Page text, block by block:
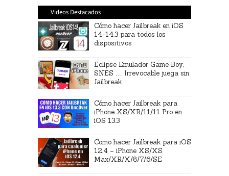
Videos Destacados
Cómo hacer Jailbreak en iOS
14-14.3 para todos los
dispositivos
Eclipse Emulador Game Boy,
SNES … Irrevocable juega sin
Jailbreak
Cómo hacer Jailbreak para
iPhone XS/XR/11/11 Pro en
iOS 13.3
Como hacer Jailbreak para iOS
12.4 – iPhone XS/XS
Max/XR/X/8/7/6/SE